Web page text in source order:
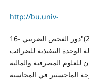
http://bu.univ-
16- القطوي، شمسان علي محمد ثابت (2017)"دور الفحص الضريبي
التنفيذية للضرائب
للعلوم المصرفية والمالية
الماجستير في المحاسبة